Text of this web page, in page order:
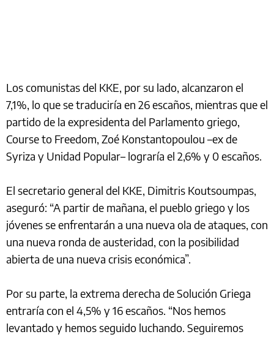
Los comunistas del KKE, por su lado, alcanzaron el
7,1%, lo que se traduciría en 26 escaños, mientras que el
partido de la expresidenta del Parlamento griego,
Course to Freedom, Zoé Konstantopoulou –ex de
Syriza y Unidad Popular– lograría el 2,6% y 0 escaños.
El secretario general del KKE, Dimitris Koutsoumpas,
aseguró: “A partir de mañana, el pueblo griego y los
jóvenes se enfrentarán a una nueva ola de ataques, con
una nueva ronda de austeridad, con la posibilidad
abierta de una nueva crisis económica”.
Por su parte, la extrema derecha de Solución Griega
entraría con el 4,5% y 16 escaños. “Nos hemos
levantado y hemos seguido luchando. Seguiremos